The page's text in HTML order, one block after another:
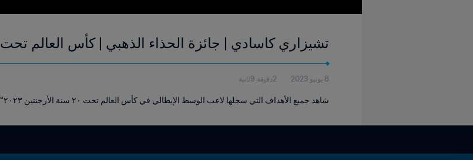
تشيزاري كاسادي | جائزة الحذاء الذهبي | كأس العالم تحت ٢٠ سنة الأرجنتين ٢٠٢٣™
8 يونيو 2023 2دقيقة 9ثانية
شاهد جميع الأهداف التي سجلها لاعب الوسط الإيطالي في كأس العالم تحت ٢٠ سنة الأرجنتين ٢٠٢٣™